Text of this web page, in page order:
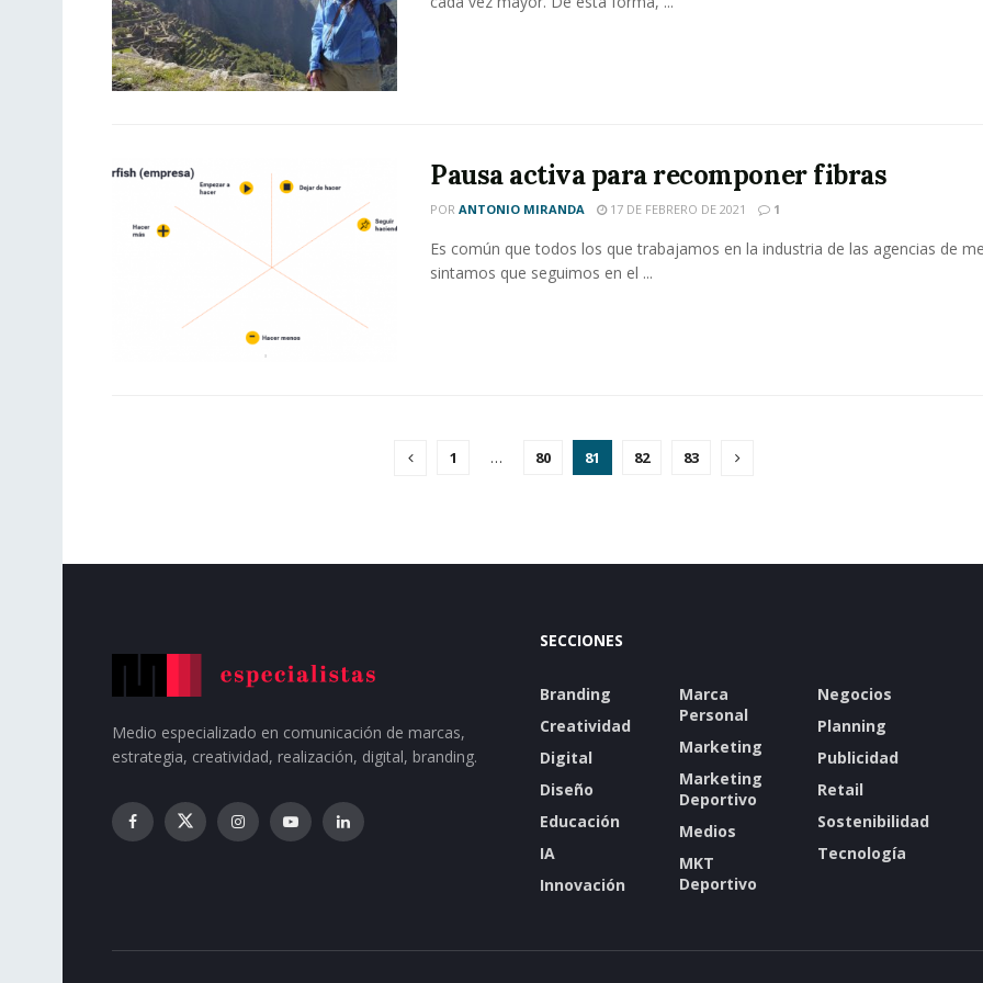
Pausa activa para recomponer fibras
POR ANTONIO MIRANDA 17 DE FEBRERO DE 2021 1
Es común que todos los que trabajamos en la industria de las agencias de
sintamos que seguimos en el ...
1 … 80 81 82 83
Medio especializado en comunicación de marcas,
estrategia, creatividad, realización, digital, branding.
SECCIONES
Branding
Creatividad
Digital
Diseño
Educación
IA
Innovación
Marca
Personal
Marketing
Marketing
Deportivo
Medios
MKT
Deportivo
Negocios
Planning
Publicidad
Retail
Sostenibilidad
Tecnología